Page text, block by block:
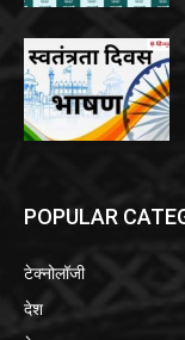
POPULAR
टेक्नोलॉजी
देश